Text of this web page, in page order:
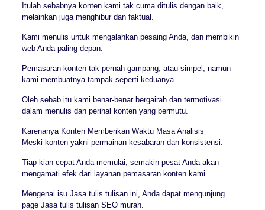
Itulah sebabnya konten kami tak cuma ditulis dengan baik,
melainkan juga menghibur dan faktual.
Kami menulis untuk mengalahkan pesaing Anda, dan membikin
web Anda paling depan.
Pemasaran konten tak pernah gampang, atau simpel, namun
kami membuatnya tampak seperti keduanya.
Oleh sebab itu kami benar-benar bergairah dan termotivasi
dalam menulis dan perihal konten yang bermutu.
Karenanya Konten Memberikan Waktu Masa Analisis
Meski konten yakni permainan kesabaran dan konsistensi.
Tiap kian cepat Anda memulai, semakin pesat Anda akan
mengamati efek dari layanan pemasaran konten kami.
Mengenai isu Jasa tulis tulisan ini, Anda dapat mengunjung
page Jasa tulis tulisan SEO murah.